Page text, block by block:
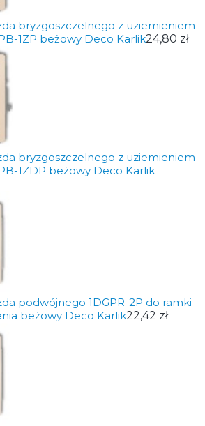
bryzgoszczelnego z uziemieniem
1ZP beżowy Deco Karlik24,80 zł
bryzgoszczelnego z uziemieniem
1ZDP beżowy Deco Karlik
podwójnego 1DGPR-2P do ramki
beżowy Deco Karlik22,42 zł